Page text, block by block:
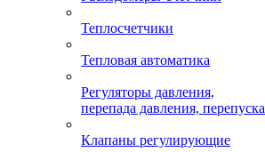
Теплосчетчики
Тепловая автоматика
Регуляторы давления,
перепада давления, перепуска
Клапаны регулирующие